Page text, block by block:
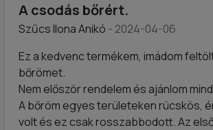
A csodás bőrért.
Szűcs Ilona Anikó - 2024-04-06
Ez a kedvenc termékem, imádom
bőrömet.
Nem először rendelem és ajánlom
A bőröm egyes területeken rücskös,
volt és ez csak rosszabbodott. Az